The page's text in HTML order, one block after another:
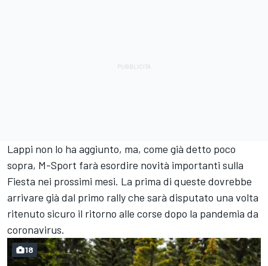
Lappi non lo ha aggiunto, ma, come già detto poco
sopra, M-Sport farà esordire novità importanti sulla
Fiesta nei prossimi mesi. La prima di queste dovrebbe
arrivare già dal primo rally che sarà disputato una volta
ritenuto sicuro il ritorno alle corse dopo la pandemia da
coronavirus.
18